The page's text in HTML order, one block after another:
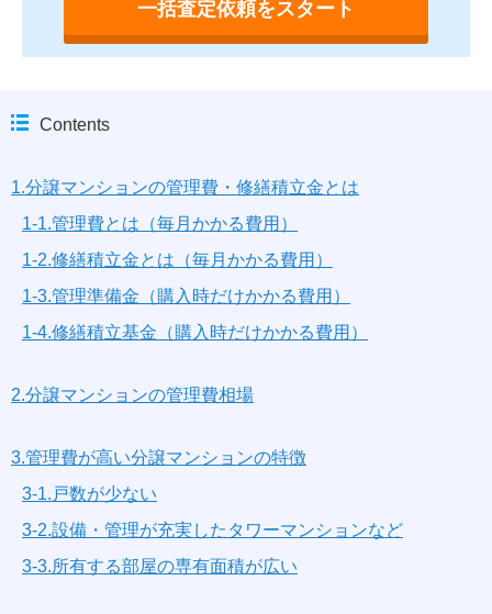
一括査定依頼をスタート
Contents
1.分譲マンションの管理費・修繕積立金とは
1-1.管理費とは（毎月かかる費用）
1-2.修繕積立金とは（毎月かかる費用）
1-3.管理準備金（購入時だけかかる費用）
1-4.修繕積立基金（購入時だけかかる費用）
2.分譲マンションの管理費相場
3.管理費が高い分譲マンションの特徴
3-1.戸数が少ない
3-2.設備・管理が充実したタワーマンションなど
3-3.所有する部屋の専有面積が広い